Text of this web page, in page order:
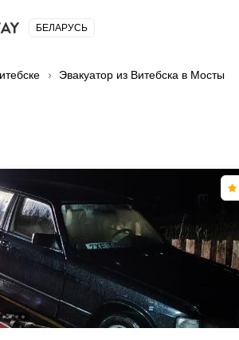
БЕЛАРУСЬ
Эвакуатор из Витебска в Мосты